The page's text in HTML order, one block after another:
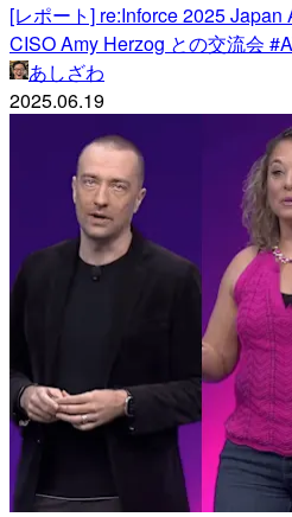
[レポート] re:Inforce 2025
CISO Amy Herzog との交流会
あしざわ
2025.06.19